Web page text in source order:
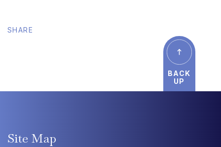
SHARE
BACK
UP
Site Map